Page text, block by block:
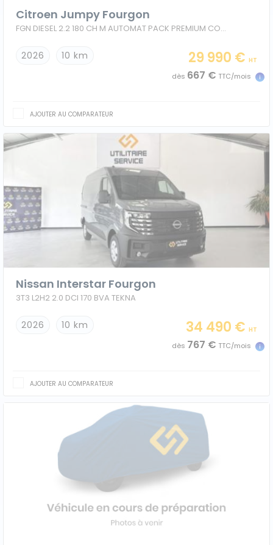
Citroen Jumpy Fourgon
FGN DIESEL 2.2 180 CH M AUTOMAT PACK PREMIUM CONNECT + CONFORT
2026 10 km 29 990 € HT
dès 667 € TTC/mois
AJOUTER AU COMPARATEUR
Nissan Interstar Fourgon
3T3 L2H2 2.0 DCI 170 BVA TEKNA
2026 10 km 34 490 € HT
dès 767 € TTC/mois
AJOUTER AU COMPARATEUR